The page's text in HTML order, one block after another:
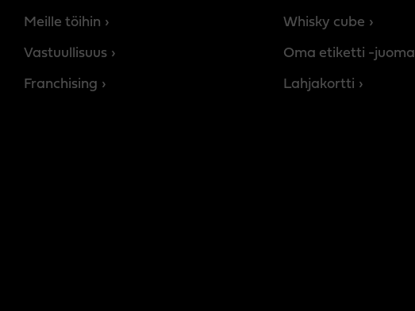
Meille töihin
Vastuullisuus
Franchising
Whisky cube
Oma etiketti -juoma
Lahjakortti